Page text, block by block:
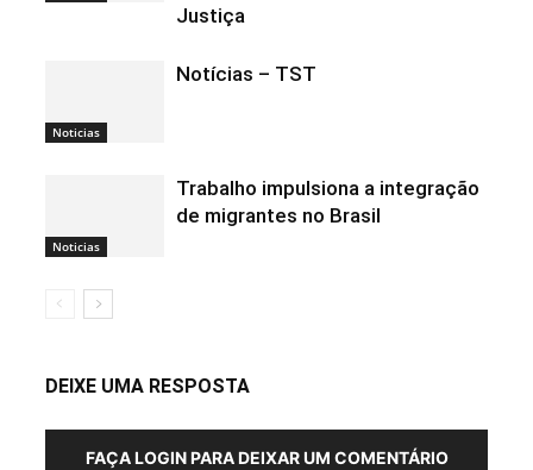
Justiça
Noticias
Notícias – TST
Noticias
Trabalho impulsiona a integração
de migrantes no Brasil
DEIXE UMA RESPOSTA
FAÇA LOGIN PARA DEIXAR UM COMENTÁRIO